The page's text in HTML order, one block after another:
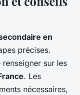
en
précises.
sur les
. Les
nécessaires,